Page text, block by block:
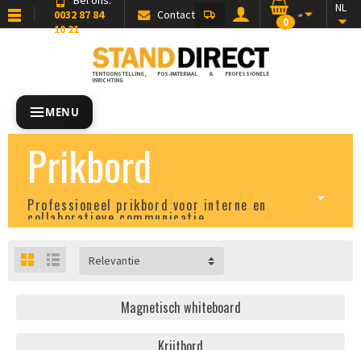
0032 87 84
10 21
Contact NL
0
TENTOONSTELLING, POS-MATERIAAL & PROFESSIONELE
INRICHTING
MENU
Prikbord
Professioneel prikbord voor interne en
collaboratieve communicatie
Relevantie
Magnetisch whiteboard
Krijtbord